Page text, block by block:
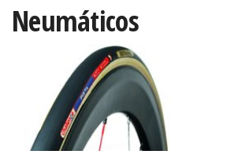
Neumáticos